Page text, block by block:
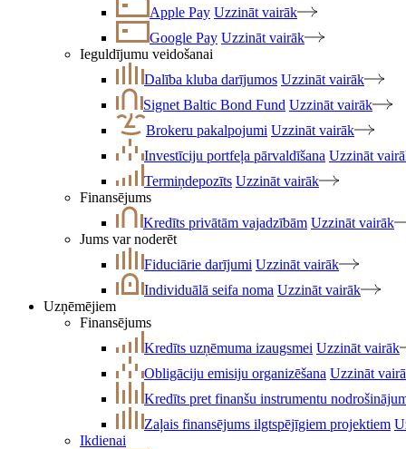
Apple Pay Uzzināt vairāk
Google Pay Uzzināt vairāk
Ieguldījumu veidošanai
Dalība kluba darījumos Uzzināt vairāk
Signet Baltic Bond Fund Uzzināt vairāk
Brokeru pakalpojumi Uzzināt vairāk
Investīciju portfeļa pārvaldīšana Uzzināt
Termiņdepozīts Uzzināt vairāk
Finansējums
Kredīts privātām vajadzībām Uzzināt vairāk
Jums var noderēt
Fiduciārie darījumi Uzzināt vairāk
Individuālā seifa noma Uzzināt vairāk
Uzņēmējiem
Finansējums
Kredīts uzņēmuma izaugsmei Uzzināt vairāk
Obligāciju emisiju organizēšana Uzzināt
Kredīts pret finanšu instrumentu
Zaļais finansējums ilgtspējīgiem projektiem
Ikdienai